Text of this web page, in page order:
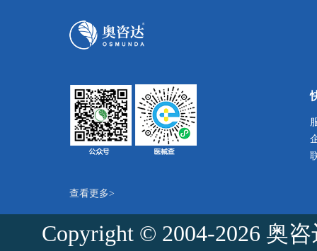
查看更多>
Copyright © 2004-2026 奥